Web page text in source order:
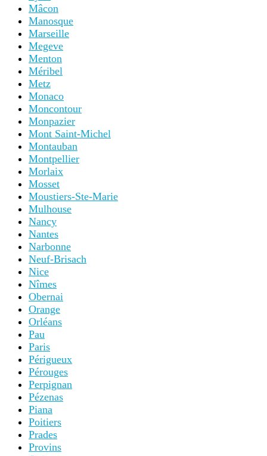
Mâcon
Manosque
Marseille
Megeve
Menton
Méribel
Metz
Monaco
Moncontour
Monpazier
Mont Saint-Michel
Montauban
Montpellier
Morlaix
Mosset
Moustiers-Ste-Marie
Mulhouse
Nancy
Nantes
Narbonne
Neuf-Brisach
Nice
Nîmes
Obernai
Orange
Orléans
Pau
Paris
Périgueux
Pérouges
Perpignan
Pézenas
Piana
Poitiers
Prades
Provins